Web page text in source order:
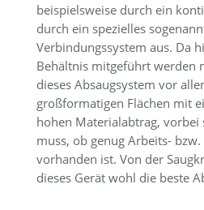
beispielsweise durch ein
durch ein spezielles
Verbindungssystem aus. Da
Behältnis mitgeführt werden
dieses Absaugsystem vor
großformatigen Flächen mit
hohen Materialabtrag, vorbei
muss, ob genug Arbeits-
vorhanden ist. Von der
dieses Gerät wohl die beste